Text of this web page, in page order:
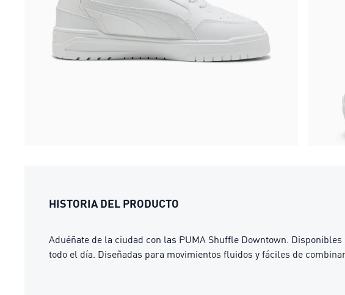
HISTORIA DEL PRODUCTO
Aduéñate de la ciudad con las PUMA Shuffle Downtown.
todo el día. Diseñadas para movimientos fluidos y fáciles de